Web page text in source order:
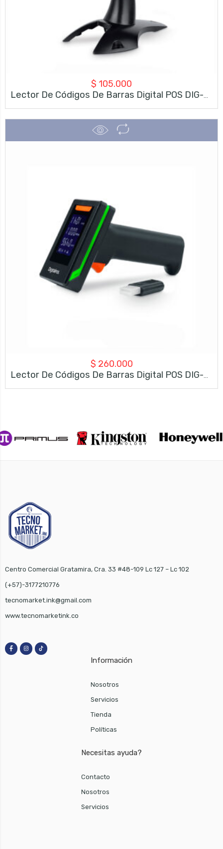
$ 105.000
$ 260.000
Centro Comercial Gratamira, Cra. 33 #48-109 Lc 127 – Lc 102
(+57)-3177210776
tecnomarket.ink@gmail.com
www.tecnomarketink.co
Información
Nosotros
Servicios
Tienda
Políticas
Necesitas ayuda?
Contacto
Nosotros
Servicios